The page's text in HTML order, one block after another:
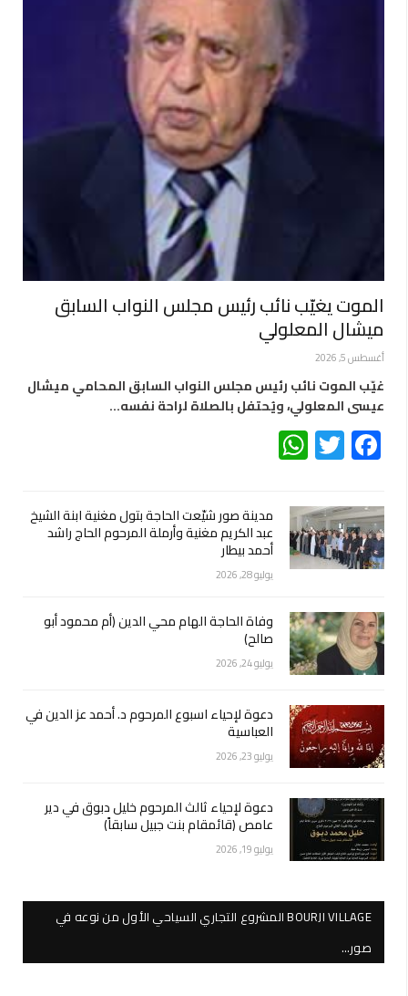
الموت يغيّب نائب رئيس مجلس النواب السابق
ميشال المعلولي
أغسطس 5, 2026
غيّب الموت نائب رئيس مجلس النواب السابق المحامي ميشال
عيسى المعلولي، ويُحتفل بالصلاة لراحة نفسه…
Facebook
Twitter
مدينة صور شيّعت الحاجة بتول مغنية ابنة الشيخ
عبد الكريم مغنية وأرملة المرحوم الحاج راشد
أحمد بيطار
يوليو 28, 2026
وفاة الحاجة الهام محي الدين (أم محمود أبو
صالح)
يوليو 24, 2026
دعوة لإحياء اسبوع المرحوم د. أحمد عز الدين في
العباسية
يوليو 23, 2026
دعوة لإحياء ثالث المرحوم خليل دبوق في دير
عامص (قائمقام بنت جبيل سابقاً)
يوليو 19, 2026
BOURJI VILLAGE المشروع التجاري السياحي الأول من نوعه في
صور…